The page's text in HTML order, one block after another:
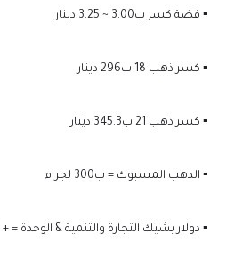
▪️ فضة كسر ب3.00 ~ 3.25 دينار
▪️ كسر ذهب 18 ب296 دينار
▪️ كسر ذهب 21 ب345.3 دينار
▪️ الذهب المسبوك = ب300 لجرام
▪️ دولار بشيك التجارة والتنمية & الوحدة = + 16~22 قرشاً عن الكاش